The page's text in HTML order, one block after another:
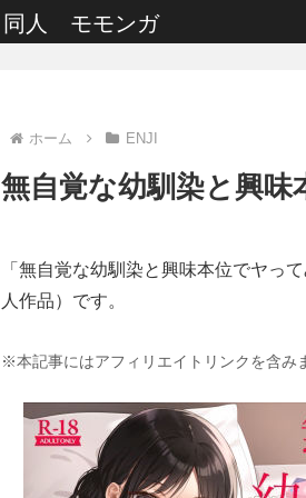
同人 モモンガ
ホーム ENJI
無自覚な幼馴染と興
「無自覚な幼馴染と興味本位でヤっ
人作品）です。
※本記事にはアフィリエイトリンクを含み